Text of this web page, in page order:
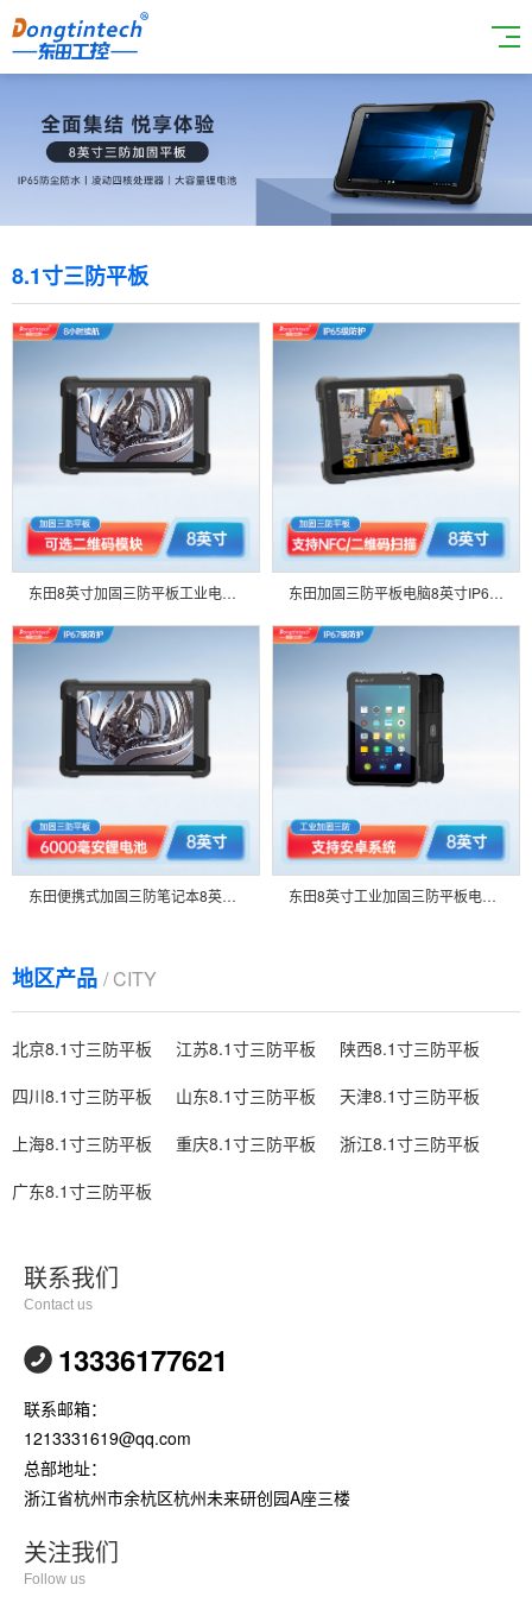
8.1寸三防平板
东田8英寸加固三防平板工业电脑8小时长续航可选WIN10安卓系统9.0-DTZ-I0883E-Z8350 东田加固三防平板电脑8英寸IP67长待机工业平板Windows系统-DTZ-I8083E-Z8350
东田便携式加固三防笔记本8英寸IP65长续航手持工业平板电脑-DTZ-Q0889E 东田8英寸工业加固三防平板电支持安卓8.1系统IP65出入库管理扫码数据收集DTZ-M0806E
地区产品 / CITY
北京8.1寸三防平板 江苏8.1寸三防平板
陕西8.1寸三防平板
四川8.1寸三防平板
山东8.1寸三防平板
天津8.1寸三防平板
上海8.1寸三防平板
重庆8.1寸三防平板
浙江8.1寸三防平板
广东8.1寸三防平板
联系我们
Contact us
13336177621
联系邮箱：
1213331619@qq.com
总部地址：
浙江省杭州市余杭区杭州未来研创园A座三楼
关注我们
Follow us